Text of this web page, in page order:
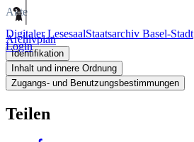
Digitaler LesesaalStaatsarchiv Basel-Stadt
Login
Akte
Archivplan
Identifikation
Inhalt und innere Ordnung
Zugangs- und Benutzungsbestimmungen
Teilen